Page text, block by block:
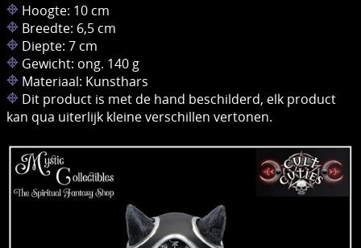
Hoogte: 10 cm
Breedte: 6,5 cm
Diepte: 7 cm
Gewicht: ong. 140 g
Materiaal: Kunsthars
Dit product is met de hand beschilderd, elk product
kan qua uiterlijk kleine verschillen vertonen.